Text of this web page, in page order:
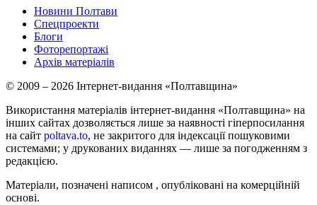
Новини Полтави
Спецпроекти
Блоги
Фоторепортажі
Архів матеріалів
© 2009 – 2026 Інтернет-видання «Полтавщина»
Використання матеріалів інтернет-видання «Полтавщина» на
інших сайтах дозволяється лише за наявності гіперпосилання
на сайт poltava.to, не закритого для індексації пошуковими
системами; у друкованих виданнях — лише за погодженням з
редакцією.
Матеріали, позначені написом , опубліковані на комерційній
основі.